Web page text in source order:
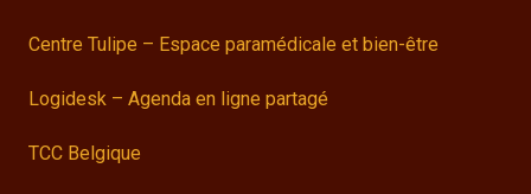
Centre Tulipe – Espace paramédicale et bien-être
Logidesk – Agenda en ligne partagé
TCC Belgique